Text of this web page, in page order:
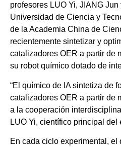
profesores LUO Yi, JIANG
Universidad de Ciencia y
de la Academia China de
recientemente sintetizar y
catalizadores OER a partir de
su robot químico dotado de
“El químico de IA sintetiza de
catalizadores OER a partir de
a la cooperación
LUO Yi, científico principal del
En cada ciclo experimental, el